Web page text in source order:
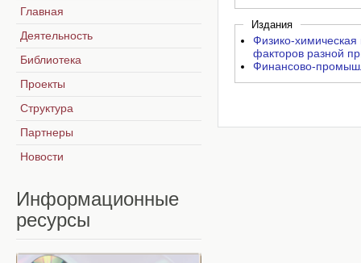
Издания
Физико-химическая
факторов разной
Финансово-
Главная
Деятельность
Библиотека
Проекты
Структура
Партнеры
Новости
Информационные
ресурсы